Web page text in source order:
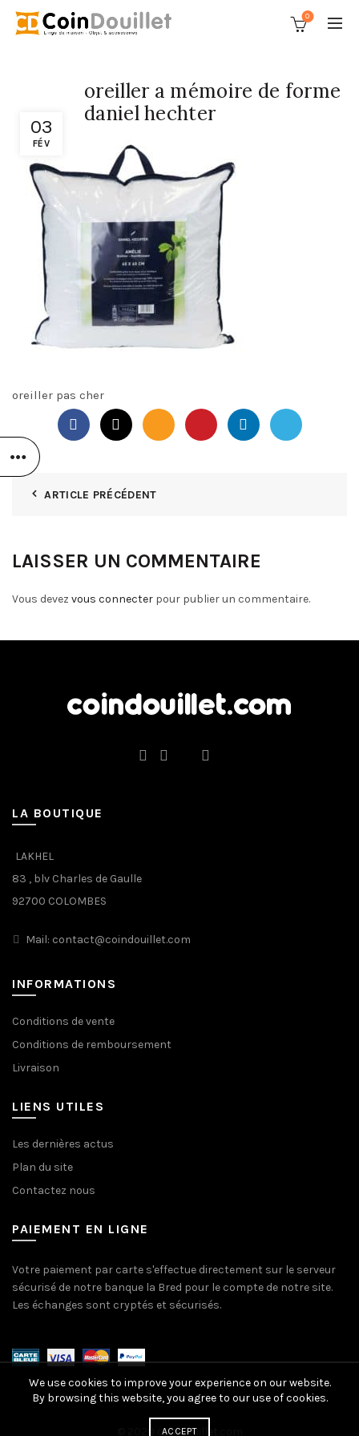
0
03
FÉV
oreiller a mémoire de forme
daniel hechter
oreiller pas cher
ARTICLE PRÉCÉDENT
LAISSER UN COMMENTAIRE
Vous devez vous connecter pour publier un commentaire.
LA BOUTIQUE
LAKHEL
83 , blv Charles de Gaulle
92700 COLOMBES
Mail: contact@coindouillet.com
INFORMATIONS
Conditions de vente
Conditions de remboursement
Livraison
LIENS UTILES
Les dernières actus
Plan du site
Contactez nous
PAIEMENT EN LIGNE
Votre paiement par carte s'effectue directement sur le serveur
sécurisé de notre banque la Bred pour le compte de notre site.
Les échanges sont cryptés et sécurisés.
© 2020 coindouillet.com
We use cookies to improve your experience on our website.
By browsing this website, you agree to our use of cookies.
ACCEPT